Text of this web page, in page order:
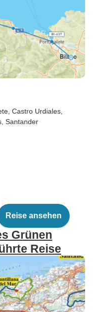
, Castro Urdiales
, Santander
Reise ansehen
Grünen
Reise